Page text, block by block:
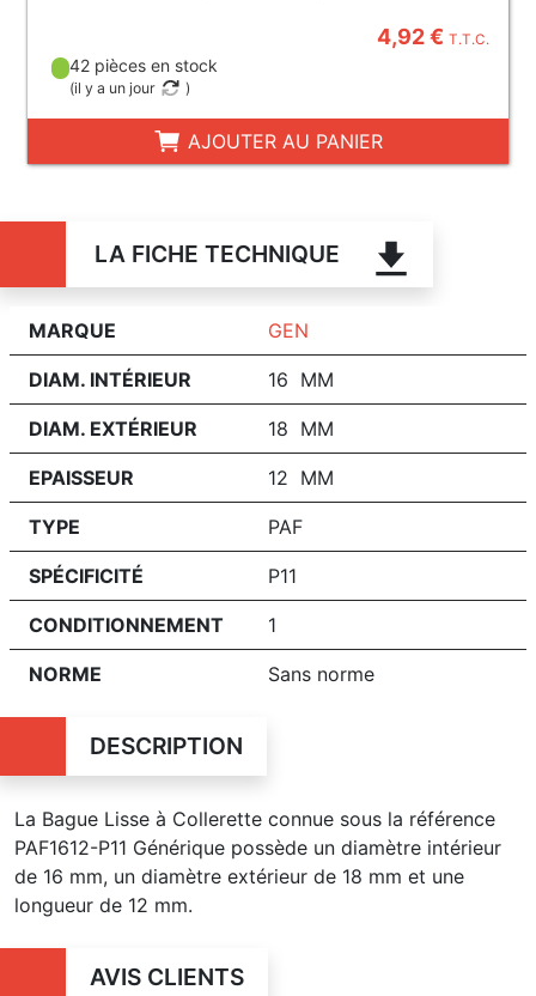
4,92 €T.T.C.
42 pièces en stock
(il y a un jour )
AJOUTER AU PANIER
LA FICHE TECHNIQUE
MARQUE GEN
DIAM. INTÉRIEUR 16 MM
DIAM. EXTÉRIEUR 18 MM
EPAISSEUR 12 MM
TYPE PAF
SPÉCIFICITÉ P11
CONDITIONNEMENT 1
NORME Sans norme
DESCRIPTION
La Bague Lisse à Collerette connue sous la référence
PAF1612-P11 Générique possède un diamètre intérieur
de 16 mm, un diamètre extérieur de 18 mm et une
longueur de 12 mm.
AVIS CLIENTS